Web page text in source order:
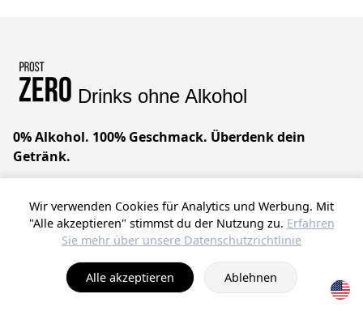
Drinks ohne Alkohol
0% Alkohol. 100% Geschmack. Überdenk dein
Getränk.
alles haben kannst – raffinierten Geschmack, null
Kompromisse. Prost!
© 2025 ProstZero.Über uns . Run byGefühlt Beta UG
Wir verwenden Cookies für Analytics und Werbung. Mit
"Alle akzeptieren" stimmst du der Nutzung zu. Erfahren
Sie mehr über unsere Datenschutzrichtlinie
Alle akzeptieren Ablehnen